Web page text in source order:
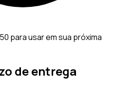
para usar em sua próxima
de entrega